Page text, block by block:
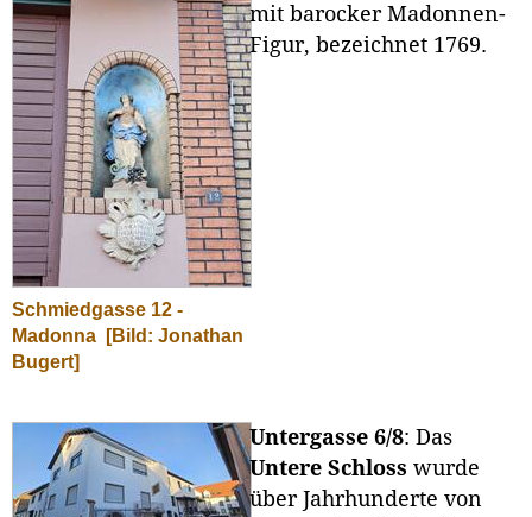
Schmiedgasse 12 -
Madonna
[Bild: Jonathan
Bugert]
mit barocker Madonnen-
Figur, bezeichnet 1769.
Untergasse 6/8: Das
Untere Schloss wurde
über Jahrhunderte von